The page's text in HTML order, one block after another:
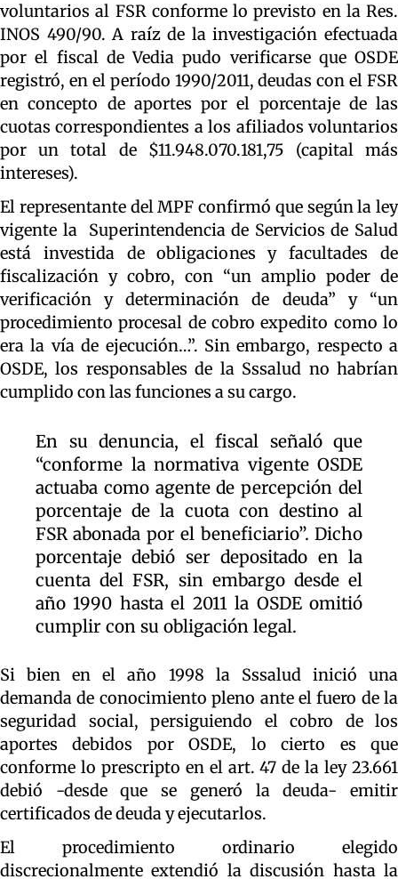
voluntarios al FSR conforme lo previsto en la Res.
INOS 490/90. A raíz de la investigación efectuada
por el fiscal de Vedia pudo verificarse que OSDE
registró, en el período 1990/2011, deudas con el FSR
en concepto de aportes por el porcentaje de las
cuotas correspondientes a los afiliados voluntarios
por un total de $11.948.070.181,75 (capital más
intereses).
El representante del MPF confirmó que según la ley
vigente la Superintendencia de Servicios de Salud
está investida de obligaciones y facultades de
fiscalización y cobro, con “un amplio poder de
verificación y determinación de deuda” y “un
procedimiento procesal de cobro expedito como lo
era la vía de ejecución…”. Sin embargo, respecto a
OSDE, los responsables de la Sssalud no habrían
cumplido con las funciones a su cargo.
En su denuncia, el fiscal señaló que
“conforme la normativa vigente OSDE
actuaba como agente de percepción del
porcentaje de la cuota con destino al
FSR abonada por el beneficiario”. Dicho
porcentaje debió ser depositado en la
cuenta del FSR, sin embargo desde el
año 1990 hasta el 2011 la OSDE omitió
cumplir con su obligación legal.
Si bien en el año 1998 la Sssalud inició una
demanda de conocimiento pleno ante el fuero de la
seguridad social, persiguiendo el cobro de los
aportes debidos por OSDE, lo cierto es que
conforme lo prescripto en el art. 47 de la ley 23.661
debió -desde que se generó la deuda- emitir
certificados de deuda y ejecutarlos.
El procedimiento ordinario elegido
discrecionalmente extendió la discusión hasta la